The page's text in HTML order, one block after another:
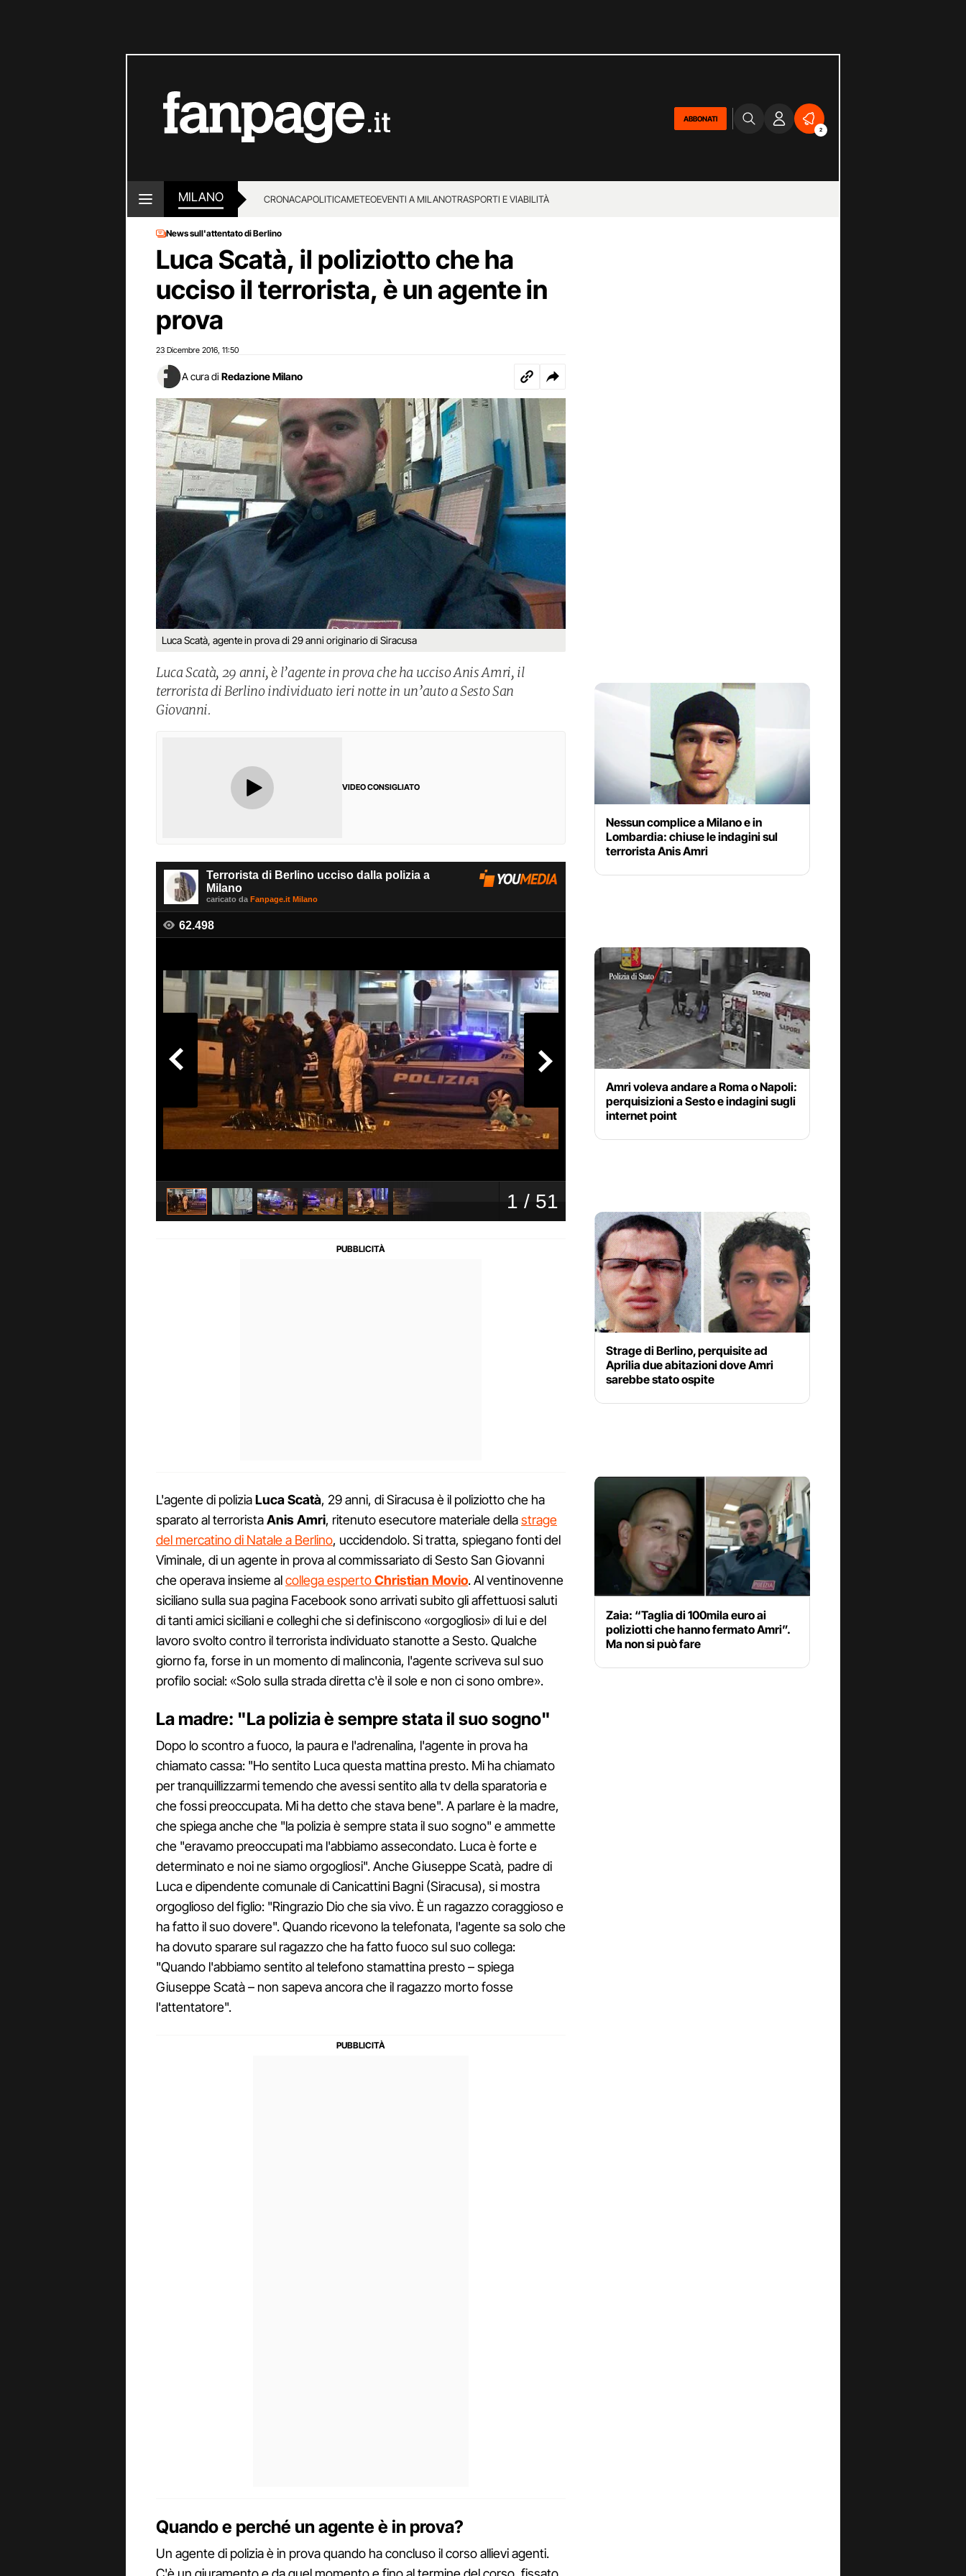
ABBONATI
2
MILANO CRONACAPOLITICAMETEOEVENTI A MILANOTRASPORTI E VIABILITÀ
News sull'attentato di Berlino
Luca Scatà, il poliziotto che ha
ucciso il terrorista, è un agente in
prova
23 Dicembre 2016 11:50
A cura di Redazione Milano
Luca Scatà, agente in prova di 29 anni originario di Siracusa
Luca Scatà, 29 anni, è l’agente in prova che ha ucciso Anis Amri, il
terrorista di Berlino individuato ieri notte in un’auto a Sesto San
Giovanni.
VIDEO CONSIGLIATO
L'agente di poliziaLuca Scatà, 29 anni, di Siracusa è il poliziotto che ha
sparato al terroristaAnis Amri, ritenuto esecutore materiale dellastrage
del mercatino di Natale a Berlino, uccidendolo. Si tratta, spiegano fonti del
Viminale, di un agente in prova al commissariato di Sesto San Giovanni
che operava insieme alcollega espertoChristian Movio. Al ventinovenne
siciliano sulla sua pagina Facebook sono arrivati subito gli affettuosi saluti
di tanti amici siciliani e colleghi che si definiscono «orgogliosi» di lui e del
lavoro svolto contro il terrorista individuato stanotte a Sesto. Qualche
giorno fa, forse in un momento di malinconia, l'agente scriveva sul suo
profilo social: «Solo sulla strada diretta c'è il sole e non ci sono ombre».
La madre: "La polizia è sempre stata il suo sogno"
Dopo lo scontro a fuoco, la paura e l'adrenalina, l'agente in prova ha
chiamato cassa: "Ho sentito Luca questa mattina presto. Mi ha chiamato
per tranquillizzarmi temendo che avessi sentito alla tv della sparatoria e
che fossi preoccupata. Mi ha detto che stava bene". A parlare è la madre,
che spiega anche che "la polizia è sempre stata il suo sogno" e ammette
che "eravamo preoccupati ma l'abbiamo assecondato. Luca è forte e
determinato e noi ne siamo orgogliosi". Anche Giuseppe Scatà, padre di
Luca e dipendente comunale di Canicattini Bagni (Siracusa), si mostra
orgoglioso del figlio: "Ringrazio Dio che sia vivo. È un ragazzo coraggioso e
ha fatto il suo dovere". Quando ricevono la telefonata, l'agente sa solo che
ha dovuto sparare sul ragazzo che ha fatto fuoco sul suo collega:
"Quando l'abbiamo sentito al telefono stamattina presto – spiega
Giuseppe Scatà – non sapeva ancora che il ragazzo morto fosse
l'attentatore".
Quando e perché un agente è in prova?
Un agente di polizia è in prova quando ha concluso il corso allievi agenti.
Nessun complice a Milano e in
Lombardia: chiuse le indagini sul
terrorista Anis Amri
Amri voleva andare a Roma o Napoli:
perquisizioni a Sesto e indagini sugli
internet point
Strage di Berlino, perquisite ad
Aprilia due abitazioni dove Amri
sarebbe stato ospite
Zaia: “Taglia di 100mila euro ai
poliziotti che hanno fermato Amri”.
Ma non si può fare